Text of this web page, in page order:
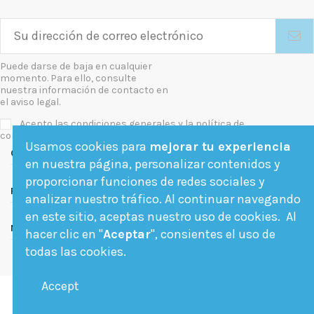
Puede darse de baja en cualquier
momento. Para ello, consulte
nuestra información de contacto en
el aviso legal.
Acepto las condiciones generales y la política de
confidencialidad
Contact us
Follow us
Newsletter
Usamos cookies para mejorar tu experiencia
en nuestra página, personalizar contenidos y
proporcionar funciones de redes sociales y
analizar nuestro tráfico. Al continuar navegando
en este sitio, aceptas nuestro uso de cookies. Al
hacer clic en "Aceptar", consientes el uso de
todas las cookies.
Accept